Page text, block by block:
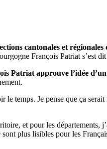
cantonales et
François Patriat s’est
Patriat approuve l’idée
temps. Je pense que ça
et pour les départements,
plus lisibles pour les